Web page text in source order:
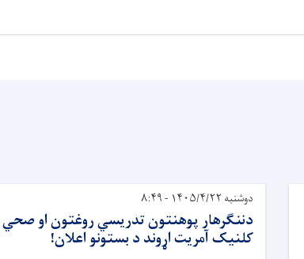
دوشنبه ۱۴۰۵/۴/۲۲ - ۸:۴۹
دننګرهار پوهنتون تدريسي روغتون او صحي
کلنيک آمريت اړوند د بستونو اعلان!